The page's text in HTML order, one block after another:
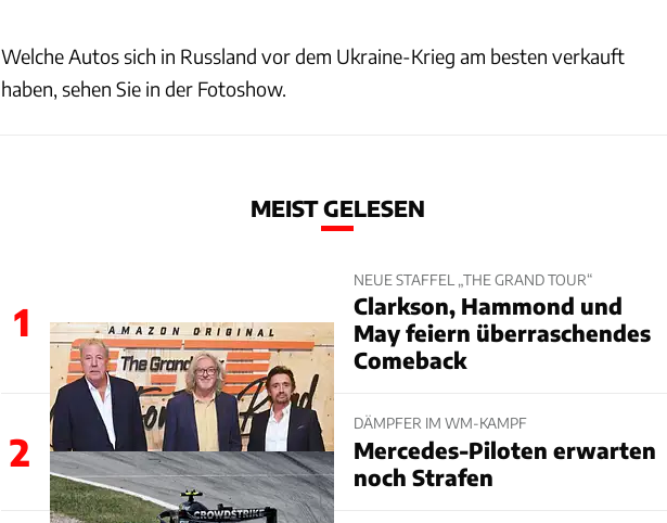
Welche Autos sich in Russland vor dem Ukraine-Krieg am besten verkauft
haben, sehen Sie in der Fotoshow.
MEIST GELESEN
1
NEUE STAFFEL „THE GRAND TOUR“
Clarkson, Hammond und
May feiern überraschendes
Comeback
2
DÄMPFER IM WM-KAMPF
Mercedes-Piloten erwarten
noch Strafen